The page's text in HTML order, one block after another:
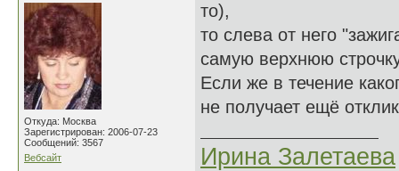
Откуда: Москва
Зарегистрирован: 2006-07-23
Сообщений: 3567
Вебсайт
то),
то слева от него
самую верхнюю
Если же в течение
не получает ещё
Ирина Залетаева